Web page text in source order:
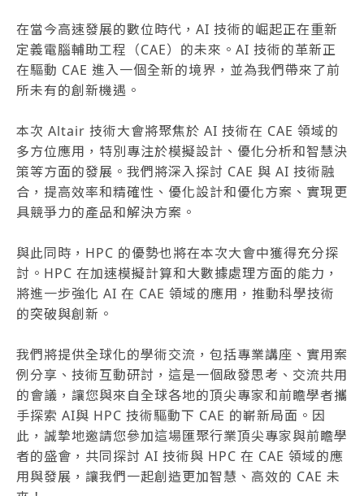
在當今高速發展的數位時代，AI 技術的崛起正在重新
定義電腦輔助工程（CAE）的未來。AI 技術的革新正
在驅動 CAE 進入一個全新的境界，並為我們帶來了前
所未有的創新機遇。
本次 Altair 技術大會將聚焦於 AI 技術在 CAE 領域的
多方位應用，特別專注於模擬設計、優化分析和智慧決
策等方面的發展。我們將深入探討 CAE 與 AI 技術融
合，提高效率和精確性、優化設計和優化方案、實現更
具競爭力的產品和解決方案。
與此同時，HPC 的優勢也將在本次大會中獲得充分探
討。HPC 在加速模擬計算和大數據處理方面的能力，
將進一步強化 AI 在 CAE 領域的應用，推動科學技術
的突破與創新。
我們將提供全球化的學術交流，包括專業講座、實用案
例分享、技術互動研討，這是一個啟發思考、交流共用
的會議，讓您與來自全球各地的頂尖專家和前瞻學者攜
手探索 AI與 HPC 技術驅動下 CAE 的嶄新局面。因
此，誠摯地邀請您參加這場匯聚行業頂尖專家與前瞻學
者的盛會，共同探討 AI 技術與 HPC 在 CAE 領域的應
用與發展，讓我們一起創造更加智慧、高效的 CAE 未